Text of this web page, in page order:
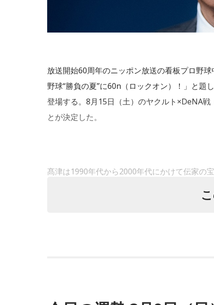
放送開始60周年のニッポン放送の看板プロ野
野球“勝負の夏”に60n（ロックオン）！」と題
登場する。8月15日（土）のヤクルト×DeNA
とが決定した。
髙津は1990年代から2000年代にかけて伝家の
い、選手として5度のリーグ優勝、4度の日本
指導者としては、6シーズン、ヤクルトの監督